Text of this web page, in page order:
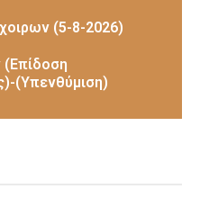
(5-8-2026)
(Επίδοση
(Υπενθύμιση)